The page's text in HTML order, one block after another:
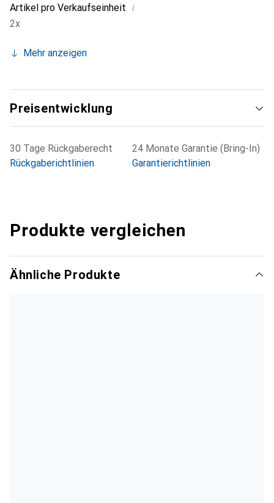
Artikel pro Verkaufseinheit i
2x
Mehr anzeigen
Preisentwicklung
30 Tage Rückgaberecht
Rückgaberichtlinien
24 Monate Garantie (Bring-In)
Garantierichtlinien
Produkte vergleichen
Ähnliche Produkte